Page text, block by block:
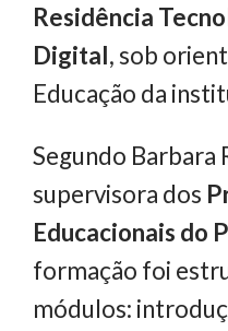
Residência
Digital, sob
Educação da
Segundo Barbara
supervisora dos
Educacionais do
formação foi
módulos: